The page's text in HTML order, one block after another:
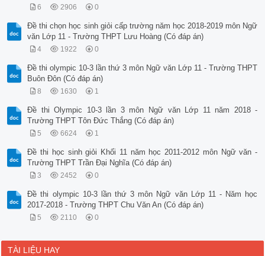
6 2906 0
Đề thi chọn học sinh giỏi cấp trường năm học 2018-2019 môn Ngữ
văn Lớp 11 - Trường THPT Lưu Hoàng (Có đáp án)
4 1922 0
Đề thi olympic 10-3 lần thứ 3 môn Ngữ văn Lớp 11 - Trường THPT
Buôn Đôn (Có đáp án)
8 1630 1
Đề thi Olympic 10-3 lần 3 môn Ngữ văn Lớp 11 năm 2018 -
Trường THPT Tôn Đức Thắng (Có đáp án)
5 6624 1
Đề thi học sinh giỏi Khối 11 năm học 2011-2012 môn Ngữ văn -
Trường THPT Trần Đại Nghĩa (Có đáp án)
3 2452 0
Đề thi olympic 10-3 lần thứ 3 môn Ngữ văn Lớp 11 - Năm học
2017-2018 - Trường THPT Chu Văn An (Có đáp án)
5 2110 0
TÀI LIỆU HAY